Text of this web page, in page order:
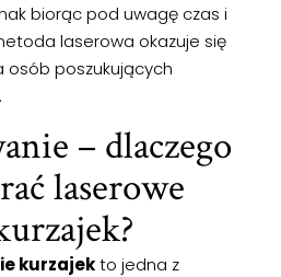
biorąc pod uwagę czas i
laserowa okazuje się
poszukujących
– dlaczego
laserowe
kurzajekto jedna z